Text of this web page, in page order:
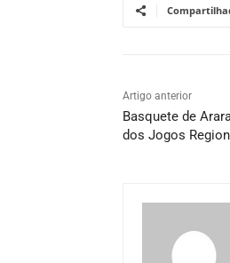
Artigo anterior
Basquete de
dos Jogos